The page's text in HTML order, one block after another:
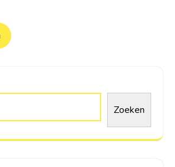
Zoeken